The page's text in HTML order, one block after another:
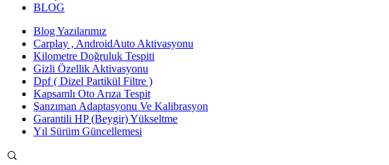
BLOG
Blog Yazılarımız
Carplay , AndroidAuto Aktivasyonu
Kilometre Doğruluk Tespiti
Gizli Özellik Aktivasyonu
Dpf ( Dizel Partikül Filtre )
Kapsamlı Oto Arıza Tespit
Şanzıman Adaptasyonu Ve Kalibrasyon
Garantili HP (Beygir) Yükseltme
Yıl Sürüm Güncellemesi